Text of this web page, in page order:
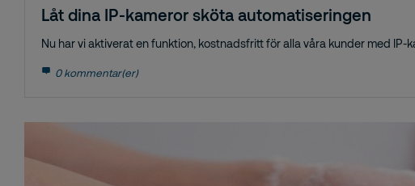
Låt dina IP-kameror sköta automatiseringen
Nu har vi aktiverat en funktion, kostnadsfritt för alla våra kunder med IP-
0 kommentar(er)